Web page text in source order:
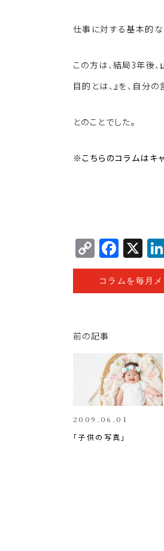
仕事に対する基本的な
この方は、結局3年後
目的とは、』を、自分
とのことでした。
※ こちらのコラムはキ
C
o
p
Li
n
k
F
a
c
o
k
X
コラムを毎月
前の記事
2009.06.01
「子供の写真」